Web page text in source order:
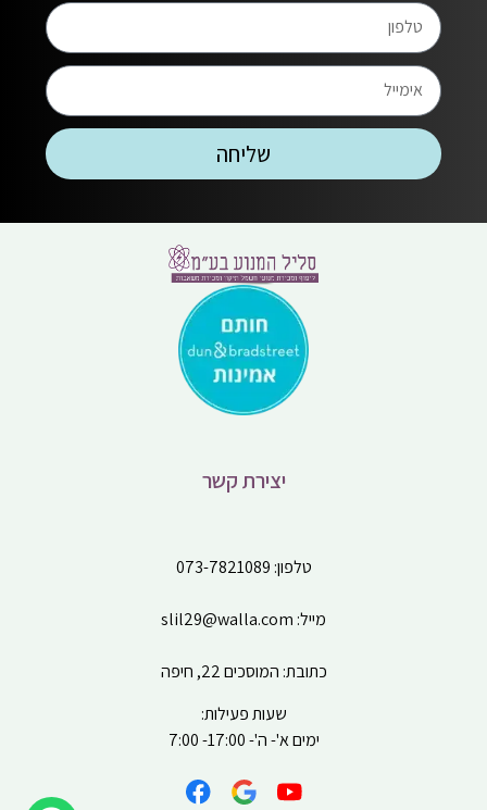
שליחה
יצירת קשר
טלפון: 073-7821089
מייל: slil29@walla.com
כתובת: המוסכים 22, חיפה
שעות פעילות:
ימים א'- ה'- 17:00- 7:00